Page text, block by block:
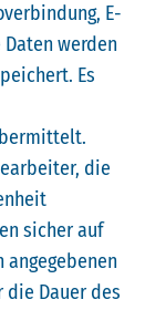
E-
werden
Es
die
sicher auf
Dauer des